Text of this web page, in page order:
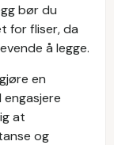
bør du
for fliser, da
å legge.
en
at
og